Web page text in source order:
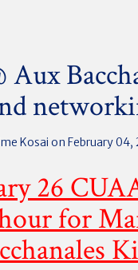
Aux
Kosai on February 04,
26
for